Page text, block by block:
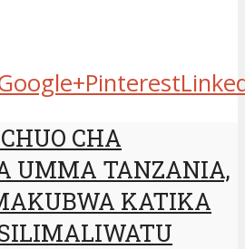
Pinterest
CHA
UMMA TANZANIA,
KATIKA